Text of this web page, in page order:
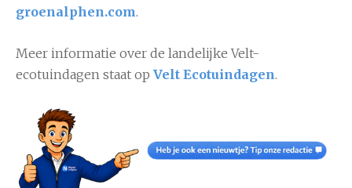
groenalphen.com.
Meer informatie over de landelijke Velt-
ecotuindagen staat op Velt Ecotuindagen.